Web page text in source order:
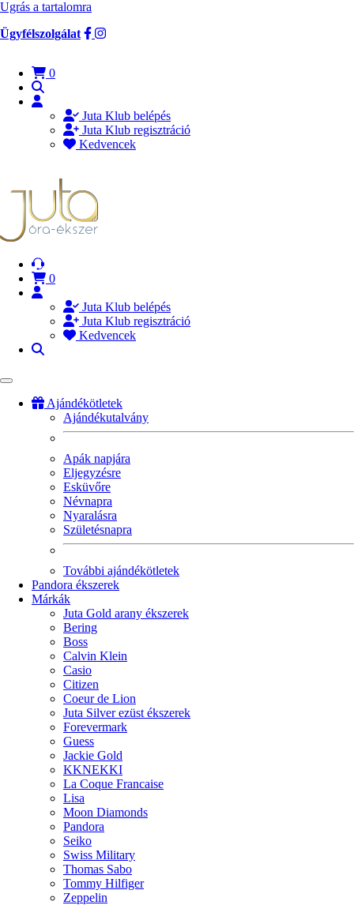
Ugrás a tartalomra
Ügyfélszolgálat
0
Juta Klub belépés
Juta Klub regisztráció
Kedvencek
0
Juta Klub belépés
Juta Klub regisztráció
Kedvencek
Ajándékötletek
Ajándékutalvány
Apák napjára
Eljegyzésre
Esküvőre
Névnapra
Nyaralásra
Születésnapra
További ajándékötletek
Pandora ékszerek
Márkák
Juta Gold arany ékszerek
Bering
Boss
Calvin Klein
Casio
Citizen
Coeur de Lion
Juta Silver ezüst ékszerek
Forevermark
Guess
Jackie Gold
KKNEKKI
La Coque Francaise
Lisa
Moon Diamonds
Pandora
Seiko
Swiss Military
Thomas Sabo
Tommy Hilfiger
Zeppelin